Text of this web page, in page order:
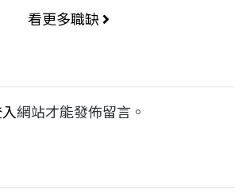
看更多職缺
網站才能發佈留言。